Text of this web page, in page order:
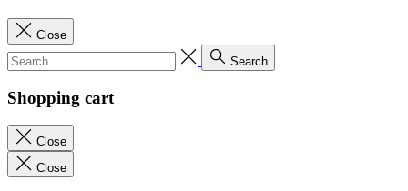
Close
Search
Shopping cart
Close
Close